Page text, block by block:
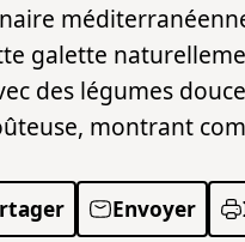
galette
des légumes
montrant
Envoyer